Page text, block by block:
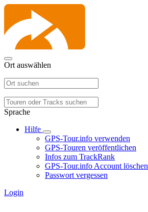
Ort auswählen
Sprache
Hilfe
GPS-Tour.info verwenden
GPS-Touren veröffentlichen
Infos zum TrackRank
GPS-Tour.info Account löschen
Passwort vergessen
Login